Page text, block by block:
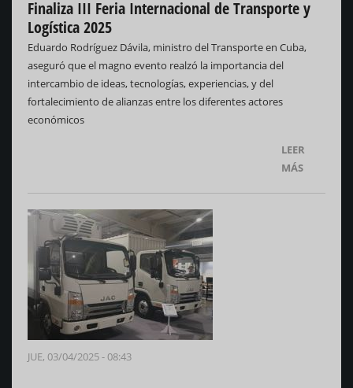
Finaliza III Feria Internacional de Transporte y
Logística 2025
Eduardo Rodríguez Dávila, ministro del Transporte en Cuba,
aseguró que el magno evento realzó la importancia del
intercambio de ideas, tecnologías, experiencias, y del
fortalecimiento de alianzas entre los diferentes actores
económicos
LEER
MÁS
JUE, 03/04/2025 - 08:43